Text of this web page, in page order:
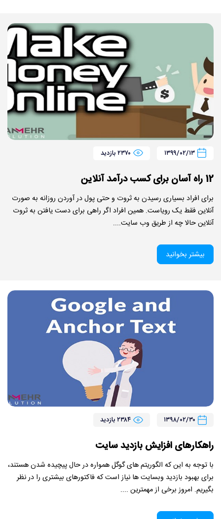
۱۳۹۹/۰۲/۱۳ ۲۳۷۰ بازدید
12 راه آسان برای کسب درآمد آنلاین
برای افراد بسیاری رسیدن به ثروت و حتی پول در آوردن روزانه به صورت
آنلاین فقط یک رویاست. همین افراد اگر راهی برای دست یافتن به ثروت
آنلاین حالا چه از طریق وب سایت....
بیشتر بخوانید
۱۳۹۸/۰۲/۳۰ ۲۳۸۴ بازدید
راهکارهای افزایش بازدید سایت
با توجه به این که الگوریتم های گوگل همواره در حال پیچیده شدن هستند،
برای بهبود بازدید وبسایت ها نیاز است که فاکتورهای بیشتری را در نظر
بگیریم. امروز برخی از مهمترین ....